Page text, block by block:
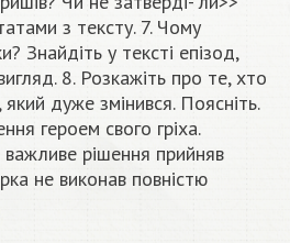
з тексту. 7. Чому
Знайдіть у тексті епізод,
8. Розкажіть про те, хто
дуже змінився. Поясніть.
героем свого гріха.
рішення прийняв
не виконав повністю